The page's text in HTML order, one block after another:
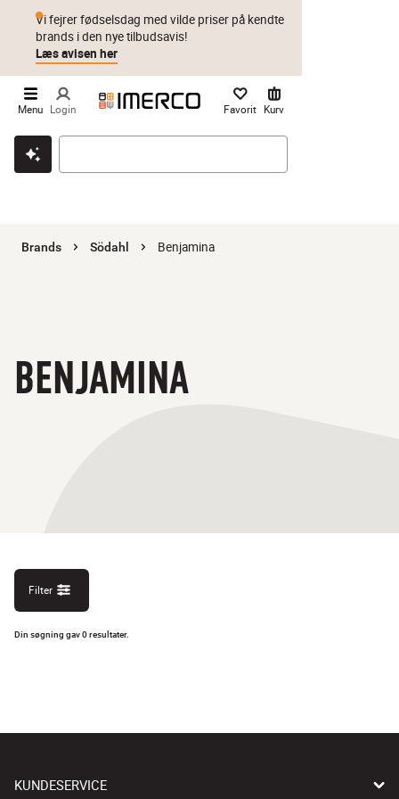
Klik & hent Byt i 1 år Prismatch
Vi fejrer fødselsdag med vilde priser på kendte
brands i den nye tilbudsavis!
Læs avisen her
Menu Login Favorit Kurv
Brands Södahl Benjamina
BENJAMINA
Filter
Din søgning gav 0 resultater.
KUNDESERVICE